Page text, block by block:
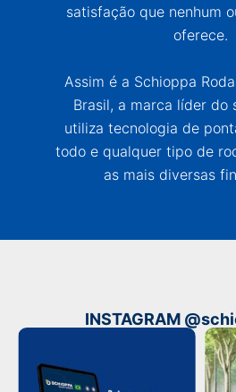
satisfação que nenhum
oferece.
Assim é a Schioppa
Brasil, a marca líder do
utiliza tecnologia de
todo e qualquer tipo de
as mais diversas
INSTAGRAM